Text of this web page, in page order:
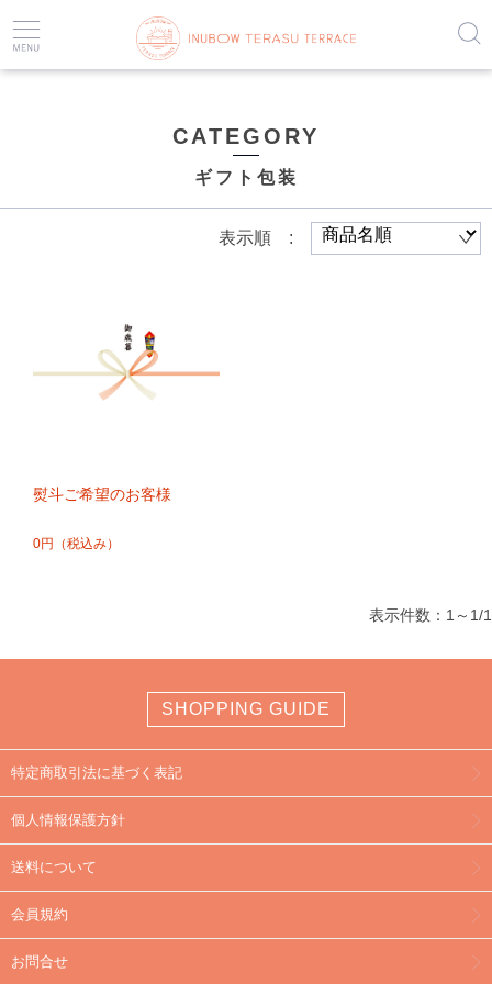
ギフト包装など
CATEGORY
ギフト包装
表示順 :
熨斗ご希望のお客様
0円 （税込み）
表示件数：1～1/1
SHOPPING GUIDE
特定商取引法に基づく表記
個人情報保護方針
送料について
会員規約
お問合せ